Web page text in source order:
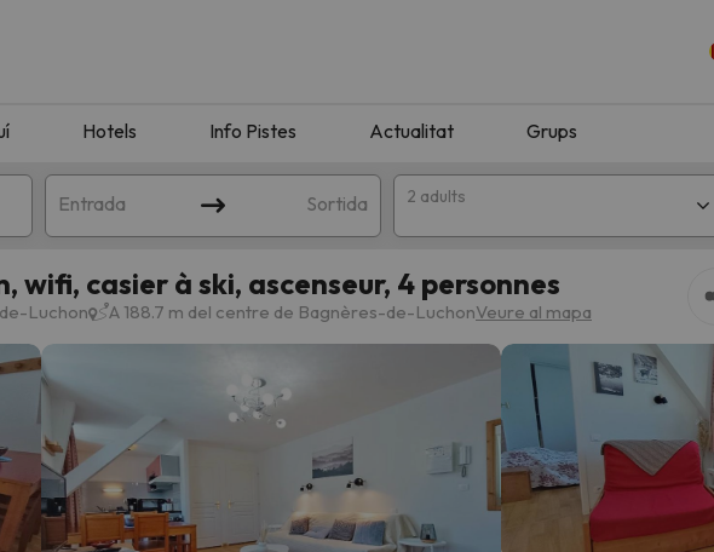
Hotels Info Pistes Actualitat Grups
Entrada Sortida 2 adults
amb la teva cerca. Intenteu modificar la destinació.
wifi, casier à ski, ascenseur, 4 personnes
Luchon A 188.7 m del centre de Bagnères-de-LuchonVeure al mapa